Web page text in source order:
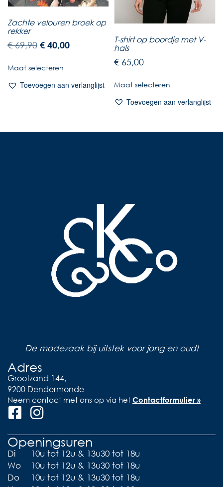
Zachte velouren broek op
rekker
€69,90 € 40,00
Maat selecteren
Toevoegen aan verlanglijst
T-shirt op boordje met V-
hals
€ 65,00
Maat selecteren
Toevoegen aan verlanglijst
De modezaak bij uitstek voor jong en oud!
Adres
Grootzand 144,
9200 Dendermonde
Neem contact met ons op via het Contactformulier »
Openingsuren
Di
10u tot 12u & 13u30 tot 18u
Wo
10u tot 12u & 13u30 tot 18u
Do
10u tot 12u & 13u30 tot 18u